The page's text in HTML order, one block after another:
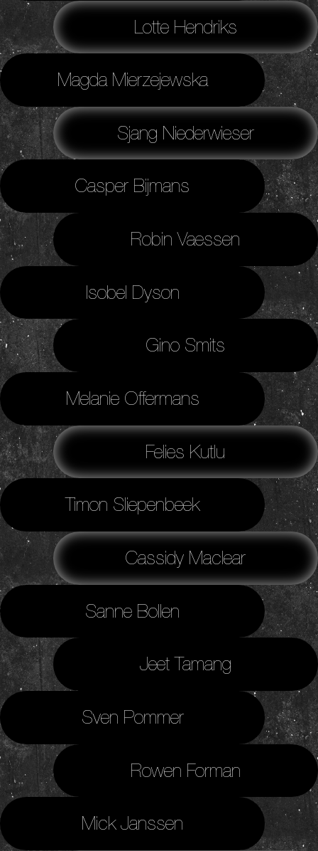
Lotte Hendriks
Magda Mierzejewska
Sjang Niederwieser
Casper Bijmans
Robin Vaessen
Isobel Dyson
Gino Smits
Melanie Offermans
Felies Kutlu
Timon Sliepenbeek
Cassidy Maclear
Sanne Bollen
Jeet Tamang
Sven Pommer
Rowen Forman
Mick Janssen